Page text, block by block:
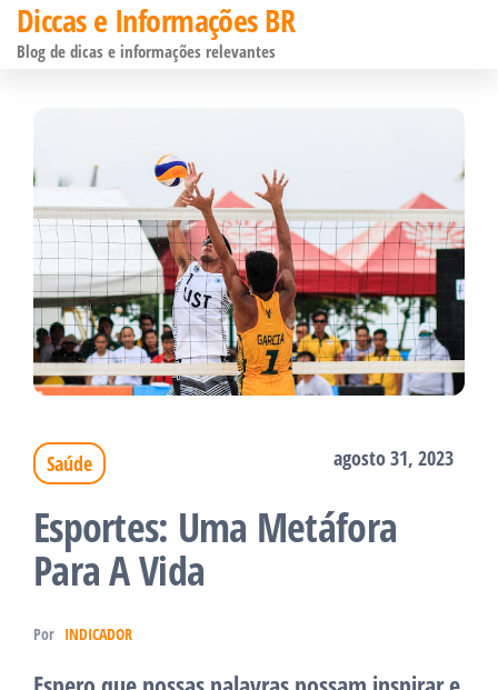
Pular
para
Diccas e Informações BR
Blog de dicas e informações relevantes
Saúde agosto 31, 2023
Esportes: Uma Metáfora
Para A Vida
Por INDICADOR